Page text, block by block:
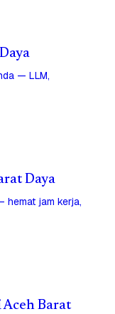
— LLM,
Daya
hemat jam kerja,
Aceh Barat